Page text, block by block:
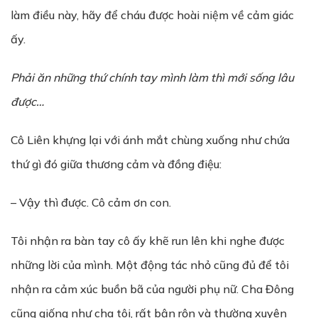
làm điều này, hãy để cháu được hoài niệm về cảm giác
ấy.
Phải ăn những thứ chính tay mình làm thì mới sống lâu
được…
Cô Liên khựng lại với ánh mắt chùng xuống như chứa
thứ gì đó giữa thương cảm và đồng điệu:
– Vậy thì được. Cô cảm ơn con.
Tôi nhận ra bàn tay cô ấy khẽ run lên khi nghe được
những lời của mình. Một động tác nhỏ cũng đủ để tôi
nhận ra cảm xúc buồn bã của người phụ nữ. Cha Đông
cũng giống như cha tôi, rất bận rộn và thường xuyên